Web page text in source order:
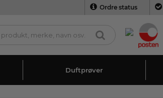
Ordre status
Duftprøver